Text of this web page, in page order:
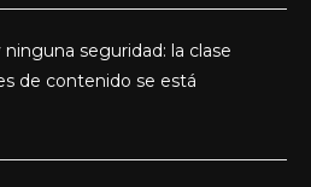
seguridad: la clase
de contenido se está